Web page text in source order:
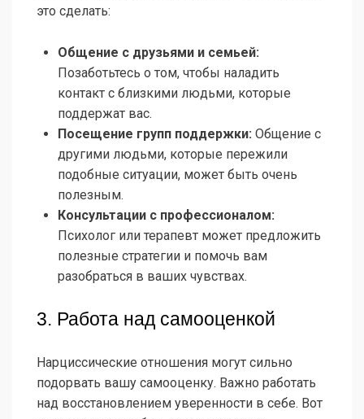
это сделать:
Общение с друзьями и семьей:
Позаботьтесь о том, чтобы наладить
контакт с близкими людьми, которые
поддержат вас.
Посещение групп поддержки: Общение с
другими людьми, которые пережили
подобные ситуации, может быть очень
полезным.
Консультации с профессионалом:
Психолог или терапевт может предложить
полезные стратегии и помочь вам
разобраться в ваших чувствах.
3. Работа над самооценкой
Нарциссические отношения могут сильно
подорвать вашу самооценку. Важно работать
над восстановлением уверенности в себе. Вот